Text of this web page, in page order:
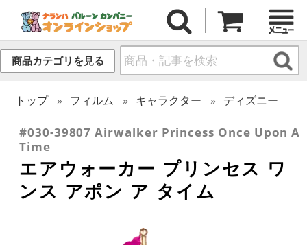
商品カテゴリを見る
トップ フィルム キャラクター ディズニー
#030-39807 Airwalker Princess Once Upon A
Time
エアウォーカー プリンセス ワ
ンス アポン ア タイム